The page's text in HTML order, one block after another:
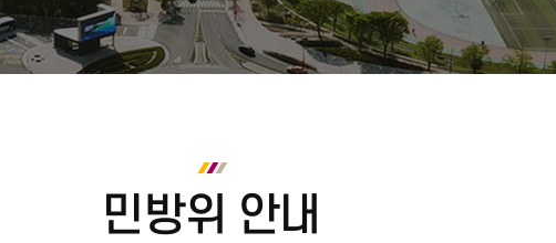
1970년
1960년 이전
캠퍼스맵
졸업 자가진단
전공 마이크로디그리
교육과정
교직과정
방문발급(자동발급기)
어디서나민원신청
셔틀버스(원주)
금주의 식단 정보화서비스 안전관리
대관예약시스템
인권센터
민방위 안내